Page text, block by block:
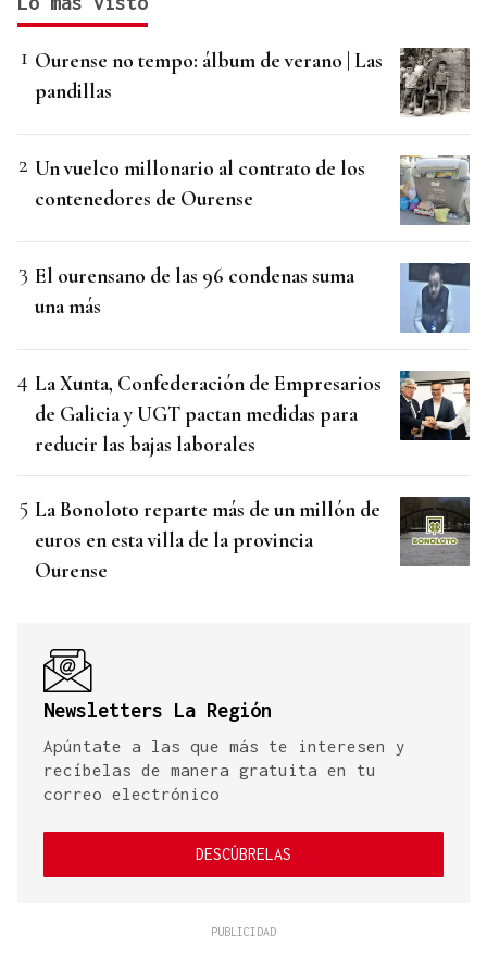
Ourense no tempo: álbum de verano | Las
pandillas
Un vuelco millonario al contrato de los
contenedores de Ourense
El ourensano de las 96 condenas suma
una más
La Xunta, Confederación de Empresarios
de Galicia y UGT pactan medidas para
reducir las bajas laborales
La Bonoloto reparte más de un millón de
euros en esta villa de la provincia
Ourense
Newsletters La Región
Apúntate a las que más te interesen y
recíbelas de manera gratuita en tu
correo electrónico
DESCÚBRELAS